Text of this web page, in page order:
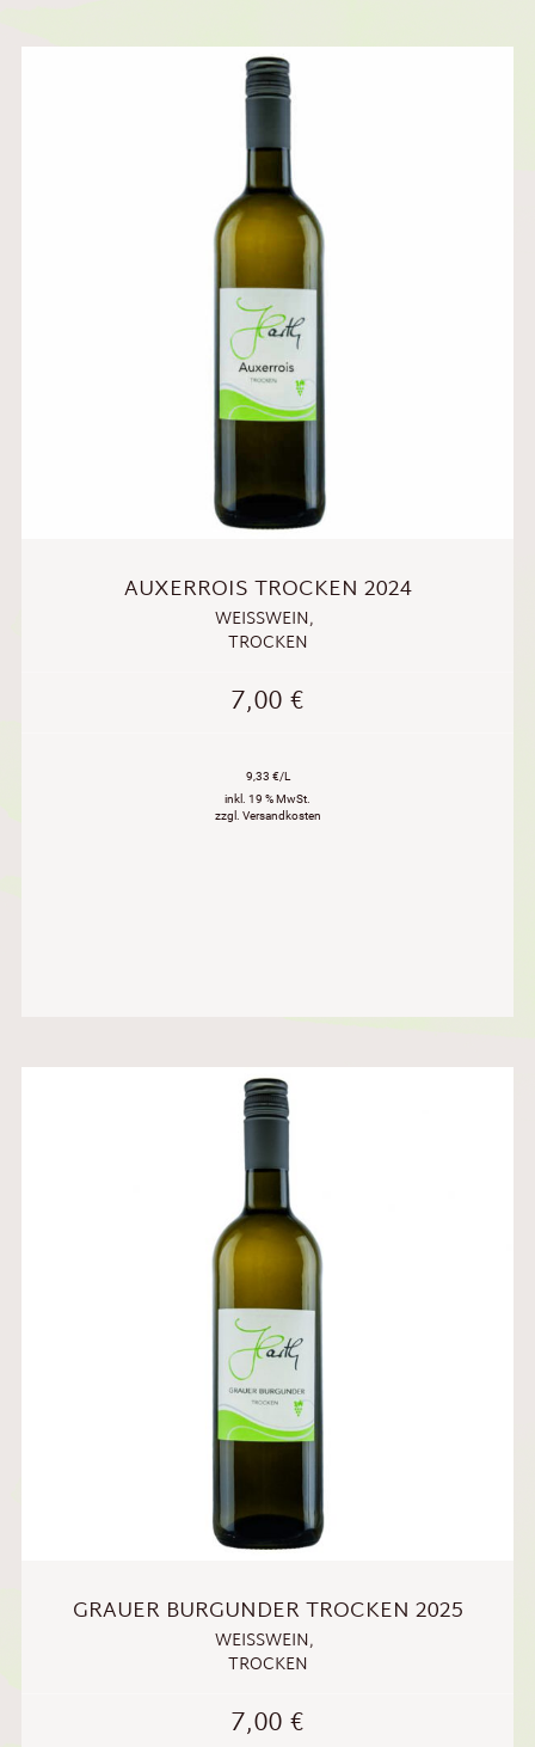
AUXERROIS TROCKEN 2024
WEISSWEIN ,
TROCKEN
7,00€
9,33 €/L
inkl. 19 % MwSt.
zzgl. Versandkosten
GRAUER BURGUNDER TROCKEN 2025
WEISSWEIN ,
TROCKEN
7,00€